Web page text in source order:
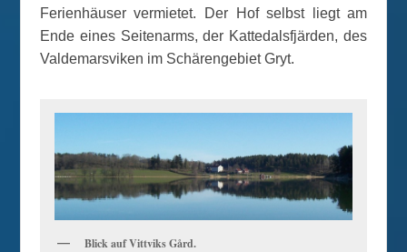
Ferienhäuser vermietet. Der Hof selbst liegt am
Ende eines Seitenarms, der Kattedalsfjärden, des
Valdemarsviken im Schärengebiet Gryt.
Blick auf Vittviks Gård.